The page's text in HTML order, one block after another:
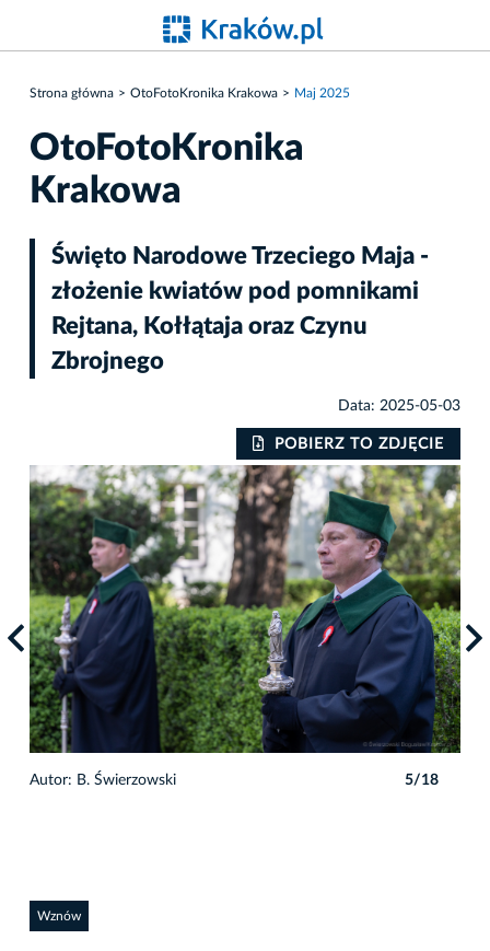
Strona główna OtoFotoKronika Krakowa Maj 2025
OtoFotoKronika
Krakowa
Święto Narodowe Trzeciego Maja -
złożenie kwiatów pod pomnikami
Rejtana, Kołłątaja oraz Czynu
Zbrojnego
Data: 2025-05-03
POBIERZ TO ZDJĘCIE
Autor: B. Świerzowski 5/18
Wznów